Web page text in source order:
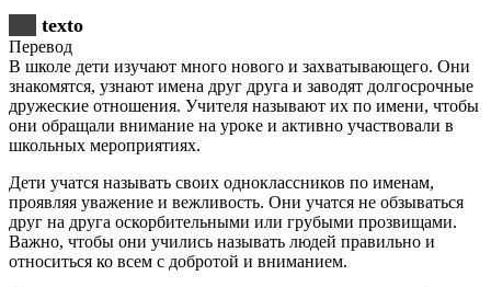
texto
Перевод
В школе дети изучают много нового и захватывающего. Они
знакомятся, узнают имена друг друга и заводят долгосрочные
дружеские отношения. Учителя называют их по имени, чтобы
они обращали внимание на уроке и активно участвовали в
школьных мероприятиях.
Дети учатся называть своих одноклассников по именам,
проявляя уважение и вежливость. Они учатся не обзываться
друг на друга оскорбительными или грубыми прозвищами.
Важно, чтобы они учились называть людей правильно и
относиться ко всем с добротой и вниманием.